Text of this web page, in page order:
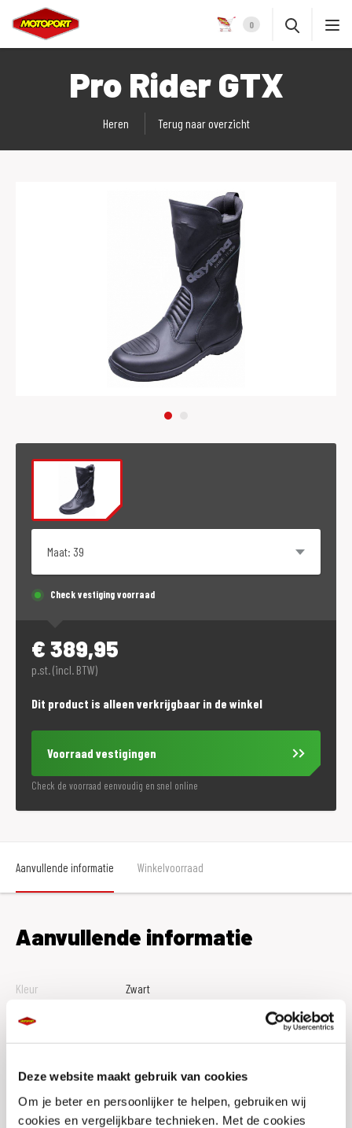
Deze website maakt gebruik van cookies
Om je beter en persoonlijker te helpen, gebruiken wij
cookies en vergelijkbare technieken. Met de cookies
0
Pro Rider GTX
Heren Terug naar overzicht
Check vestiging voorraad
€ 389,95
p.st. (incl. BTW)
Dit product is alleen verkrijgbaar in de winkel
Voorraad vestigingen
Check de voorraad eenvoudig en snel online
Aanvullende informatie Winkelvoorraad
Aanvullende informatie
Kleur
Zwart
Maat
Merk
Daytona
Stijl
Touring
Geslacht
Heren, Dames, Unisex